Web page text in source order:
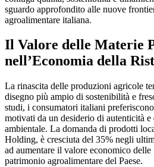
sguardo approfondito alle nuove
agroalimentare italiana.
Il Valore delle Materie
nell’Economia della
La rinascita delle produzioni agricole
disegno più ampio di sostenibilità e
studi, i consumatori italiani
motivati da un desiderio di autenticità
ambientale. La domanda di prodotti
Holding, è cresciuta del 35% negli
ad aumentare il valore economico delle
patrimonio agroalimentare del Paese.